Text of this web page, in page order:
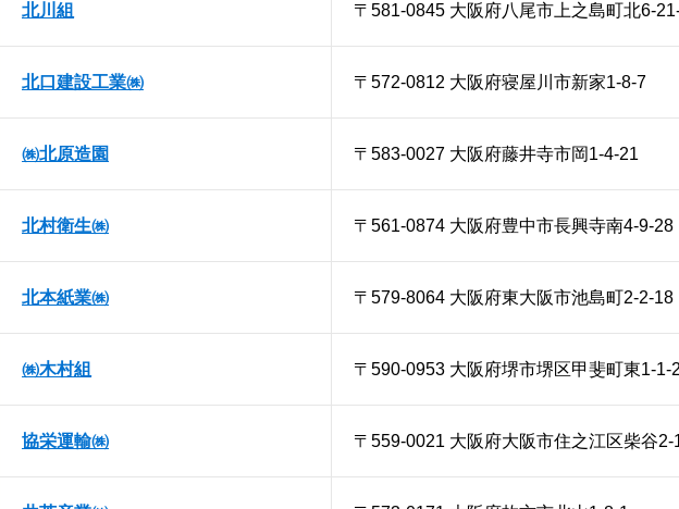
北川組 〒581-0845 大阪府八尾市上之島町北6-
北口建設工業㈱ 〒572-0812 大阪府寝屋川市新家1-8-7
㈱北原造園 〒583-0027 大阪府藤井寺市岡1-4-21
北村衛生㈱ 〒561-0874 大阪府豊中市長興寺南4-9-28
北本紙業㈱ 〒579-8064 大阪府東大阪市池島町2-2-18
㈱木村組 〒590-0953 大阪府堺市堺区甲斐町東1-1-
協栄運輸㈱ 〒559-0021 大阪府大阪市住之江区柴谷2-